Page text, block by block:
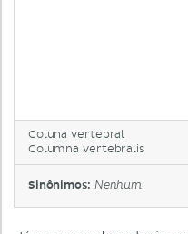
Coluna vertebral
Columna vertebralis
Sinônimos: Nenhum